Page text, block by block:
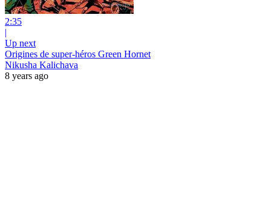
2:35
|
Up next
Origines de super-héros Green Hornet
Nikusha Kalichava
8 years ago